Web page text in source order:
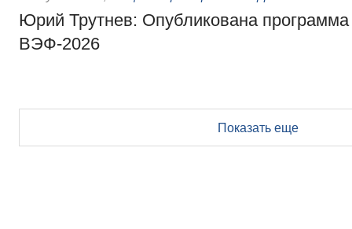
Юрий Трутнев: Опубликована
ВЭФ-2026
Показать еще